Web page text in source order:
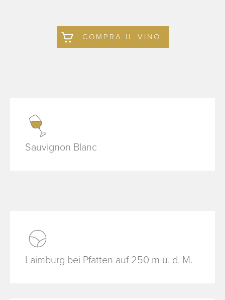
COMPRA IL VINO
Sauvignon Blanc
Laimburg bei Pfatten auf 250 m ü. d. M.